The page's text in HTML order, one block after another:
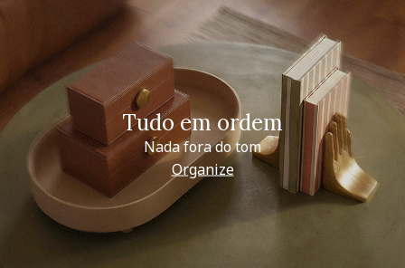
Tudo em ordem
Nada fora do tom
Organize